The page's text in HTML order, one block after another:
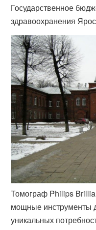
Государственное
здравоохранения
Томограф Philips
мощные инструменты
уникальных